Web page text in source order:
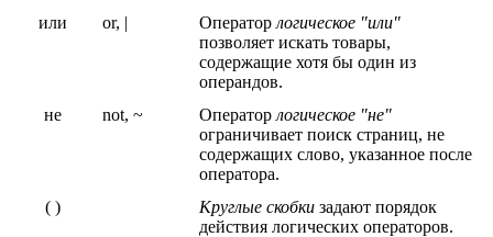
или
or, | Оператор логическое "или"
позволяет искать товары,
содержащие хотя бы один из
операндов.
не
not, ~ Оператор логическое "не"
ограничивает поиск страниц, не
содержащих слово, указанное после
оператора.
( )
Круглые скобки задают порядок
действия логических операторов.